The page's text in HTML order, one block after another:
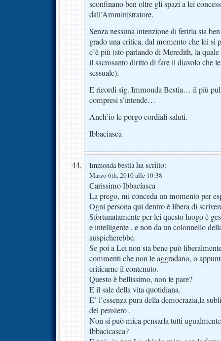
sconfinano ben oltre gli spazi a lei
dall’Amministratore.
Senza nessuna intenzione di ferirla sia
grado una critica, dal momento che lei si
c’è più (sto parlando di Meredith, la
il sacrosanto diritto di fare il diavolo che
sessuale).
E ricordi sig. Immonda Bestia… il più
compresi s’intende…
Anch’io le porgo cordiali saluti.
Ibbaciasca
Immonda bestiaha scritto:
Marzo 6th, 2010 alle 10:38
Carissimo Ibbaciasca
La prego, mi conceda un momento per
Ogni persona qui dentro è libera di
Sfortunatamente per lei questo luogo è
e intelligente , e non da un colonnello
auspicherebbe.
Se poi a Lei non sta bene può
commenti che non le aggradano, o
criticarne il contenuto.
Questo è bellissimo, non le pare?
E il sale della vita quotidiana.
E’ l’essenza pura della democrazia,la
del pensiero .
Non si può mica pensarla tutti
Ibbacicasca?